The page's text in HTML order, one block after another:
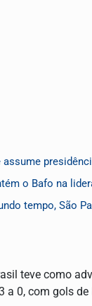
o Bafo na
tempo, São
teve como
0, com gols